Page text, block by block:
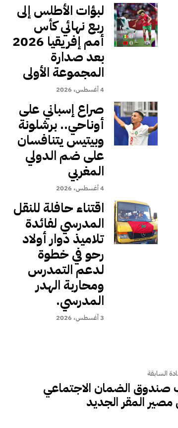
لبؤات الأطلس إلى
ربع نهائي كأس
أمم إفريقيا 2026
بعد صدارة
المجموعة الأولى
4 أغسطس، 2026
صراع إسباني على
أوناحي.. برشلونة
وبيتيس يتنافسان
على ضم الدولي
المغربي
4 أغسطس، 2026
اقتناء حافلة للنقل
المدرسي لفائدة
تلاميذ دوار أولاد
رحو في خطوة
لدعم التمدرس
ومحاربة الهدر
المدرسي.
3 أغسطس، 2026
السابقة
صندوق الضمان الاجتماعي
المقر الجديد